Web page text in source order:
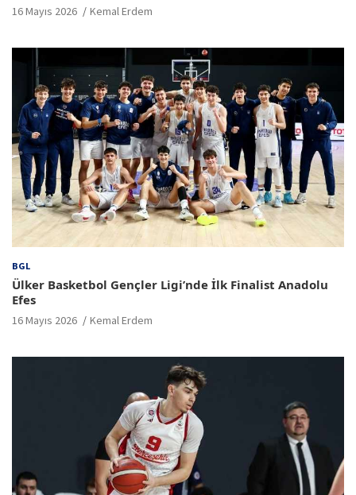
16 Mayıs 2026 Kemal Erdem
BGL
Ülker Basketbol Gençler Ligi’nde İlk Finalist Anadolu
Efes
16 Mayıs 2026 Kemal Erdem